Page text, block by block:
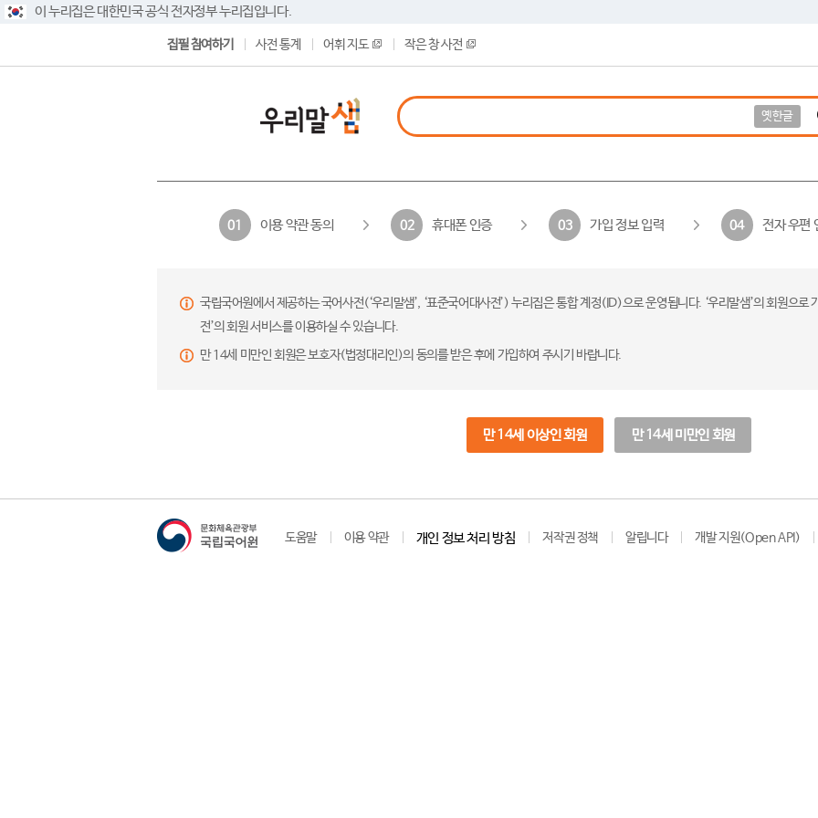
이 누리집은 대한민국 공식 전자정부 누리집입니다.
집필 참여하기 사전 통계 어휘 지도 작은 창 사전
옛한글
01 이용 약관 동의 02 휴대폰 인증 03 가입 정보 입력 04 전자 우편
국립국어원에서 제공하는 국어사전(‘우리말샘’, ‘표준국어대사전’) 누리집은 통합 계정(ID)으로 운영됩니다. ‘우리말샘’의 회원으
전’의 회원 서비스를 이용하실 수 있습니다.
만 14세 미만인 회원은 보호자(법정대리인)의 동의를 받은 후에 가입하여 주시기 바랍니다.
만 14세 이상인 회원 만 14세 미만인 회원
도움말 이용 약관 개인 정보 처리 방침 저작권 정책 알립니다 개발 지원(Open API)